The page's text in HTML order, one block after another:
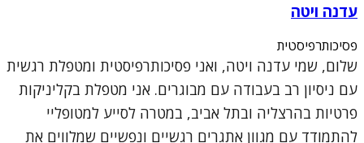
עדנה ויטה
פסיכותרפיסטית
שלום, שמי עדנה ויטה, ואני פסיכותרפיסטית ומטפלת רגשית
עם ניסיון רב בעבודה עם מבוגרים. אני מטפלת בקליניקות
פרטיות בהרצליה ובתל אביב, במטרה לסייע למטופליי
להתמודד עם מגוון אתגרים רגשיים ונפשיים שמלווים את